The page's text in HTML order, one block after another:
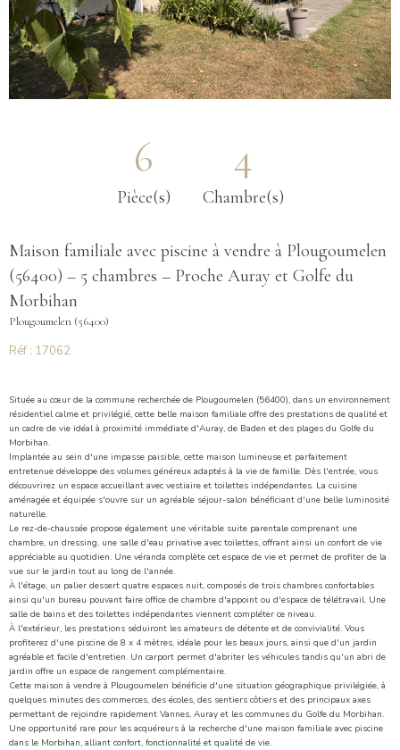
6
Pièce(s)
4
Chambre(s)
Maison familiale avec piscine à vendre à Plougoumelen
(56400) – 5 chambres – Proche Auray et Golfe du
Morbihan
Plougoumelen (56400)
Réf : 17062
Située au cœur de la commune recherchée de Plougoumelen (56400), dans un environnement
résidentiel calme et privilégié, cette belle maison familiale offre des prestations de qualité et
un cadre de vie idéal à proximité immédiate d'Auray, de Baden et des plages du Golfe du
Morbihan.
Implantée au sein d'une impasse paisible, cette maison lumineuse et parfaitement
entretenue développe des volumes généreux adaptés à la vie de famille. Dès l'entrée, vous
découvrirez un espace accueillant avec vestiaire et toilettes indépendantes. La cuisine
aménagée et équipée s'ouvre sur un agréable séjour-salon bénéficiant d'une belle luminosité
naturelle.
Le rez-de-chaussée propose également une véritable suite parentale comprenant une
chambre, un dressing, une salle d'eau privative avec toilettes, offrant ainsi un confort de vie
appréciable au quotidien. Une véranda complète cet espace de vie et permet de profiter de la
vue sur le jardin tout au long de l'année.
À l'étage, un palier dessert quatre espaces nuit, composés de trois chambres confortables
ainsi qu'un bureau pouvant faire office de chambre d'appoint ou d'espace de télétravail. Une
salle de bains et des toilettes indépendantes viennent compléter ce niveau.
À l'extérieur, les prestations séduiront les amateurs de détente et de convivialité. Vous
profiterez d'une piscine de 8 x 4 mètres, idéale pour les beaux jours, ainsi que d'un jardin
agréable et facile d'entretien. Un carport permet d'abriter les véhicules tandis qu'un abri de
jardin offre un espace de rangement complémentaire.
Cette maison à vendre à Plougoumelen bénéficie d'une situation géographique privilégiée, à
quelques minutes des commerces, des écoles, des sentiers côtiers et des principaux axes
permettant de rejoindre rapidement Vannes, Auray et les communes du Golfe du Morbihan.
Une opportunité rare pour les acquéreurs à la recherche d'une maison familiale avec piscine
dans le Morbihan, alliant confort, fonctionnalité et qualité de vie.